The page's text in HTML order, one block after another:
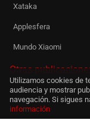
Xataka
Applesfera
Mundo Xiaomi
Otras
Utilizamos cookies de
audiencia y mostrar
navegación. Si sigues
información